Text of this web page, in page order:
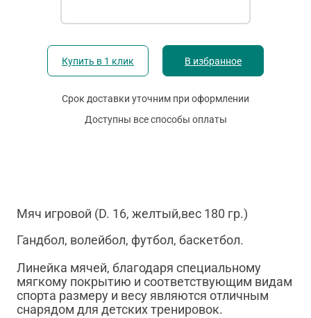
Купить в 1 клик В избранное
Срок доставки уточним при оформлении
Доступны все способы оплаты
Мяч игровой (D. 16, желтый,вес 180 гр.)
Гандбол, волейбол, футбол, баскетбол.
Линейка мячей, благодаря специальному
мягкому покрытию и соответствующим видам
спорта размеру и весу являются отличным
снарядом для детских тренировок.